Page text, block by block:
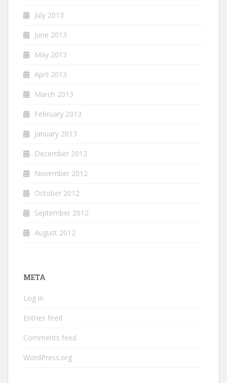
July 2013
June 2013
May 2013
April 2013
March 2013
February 2013
January 2013
December 2012
November 2012
October 2012
September 2012
August 2012
META
Log in
Entries feed
Comments feed
WordPress.org